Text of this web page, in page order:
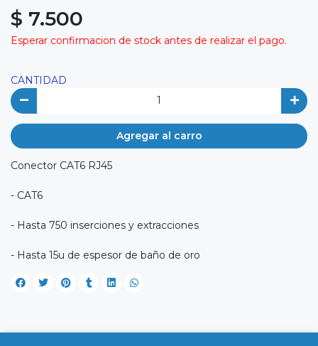
$ 7.500
Esperar confirmacion de stock antes de realizar el pago.
CANTIDAD
Agregar al carro
Conector CAT6 RJ45
- CAT6
- Hasta 750 inserciones y extracciones
- Hasta 15u de espesor de baño de oro